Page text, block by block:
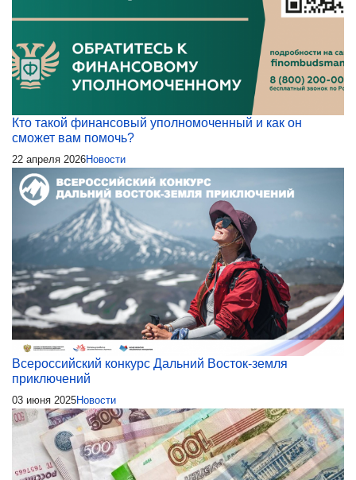
Кто такой финансовый уполномоченный и как он
сможет вам помочь?
22 апреля 2026Новости
Всероссийский конкурс Дальний Восток-земля
приключений
03 июня 2025Новости